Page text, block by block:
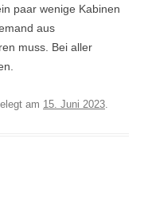
paar wenige Kabinen
aus
muss. Bei aller
am 15. Juni 2023.